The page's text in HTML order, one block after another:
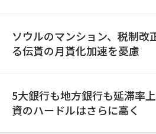
ソウルのマンション、税制改
る伝貰の月貰化加速を憂慮
5大銀行も地方銀行も延滞率
資のハードルはさらに高く